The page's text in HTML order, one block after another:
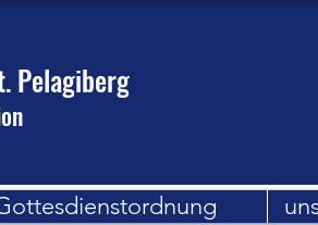
Pelagiberg